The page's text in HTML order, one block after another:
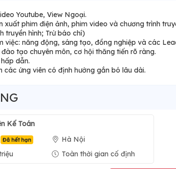
Youtube, View Ngoại.
xuất phim điện ảnh, phim video và chương trình
truyền hình; Trừ báo chí)
việc: năng động, sáng tạo, đồng nghiệp và các
tạo chuyên môn, cơ hội thăng tiến rõ ràng.
dẫn.
các ứng viên có định hướng gắn bó lâu dài.
Kế Toán
Đã hết hạn
Hà Nội
Toàn thời gian cố định